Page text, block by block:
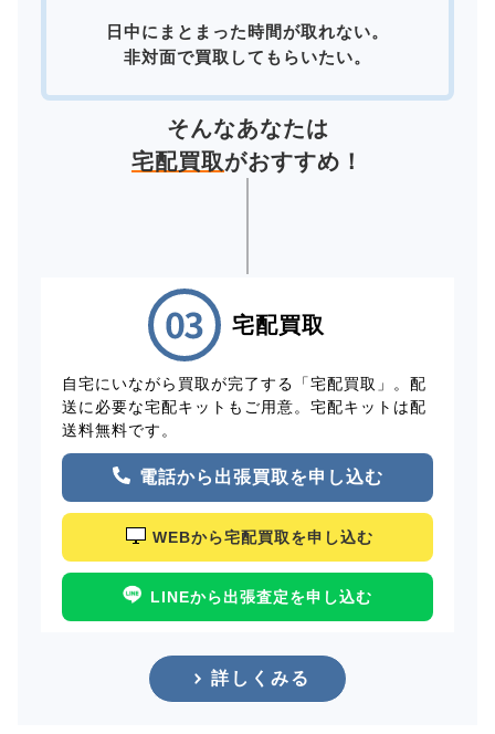
日中にまとまった時間が取れない。
非対面で買取してもらいたい。
そんなあなたは
宅配買取がおすすめ！
宅配買取
自宅にいながら買取が完了する「宅配買取」。配
送に必要な宅配キットもご用意。宅配キットは配
送料無料です。
電話から出張買取を申し込む
WEBから宅配買取を申し込む
LINEから出張査定を申し込む
詳しくみる